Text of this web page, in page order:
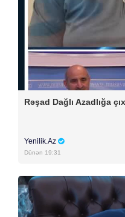
Rəşad Dağlı Azadlığa
Yenilik.Az
Dünən 19:31